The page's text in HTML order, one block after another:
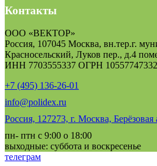
Контакты
ООО «ВЕКТОР»
Россия, 107045 Москва, вн.тер.г.
Красносельский, Луков пер., д.4
ИНН 7703555337 ОГРН
+7 (495) 136-26-01
info@polidex.ru
Россия, 127273, г. Москва, Берёзовая
пн- птн с 9:00 о 18:00
выходные: суббота и воскресенье
телеграм